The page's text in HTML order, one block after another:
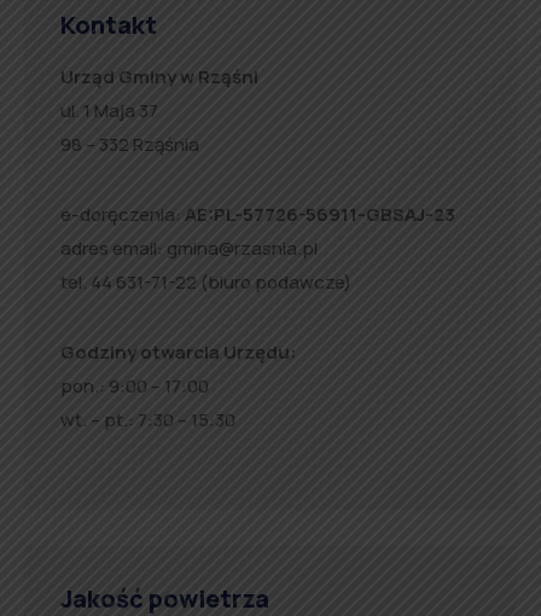
Kontakt
Urząd Gminy w Rząśni
ul. 1 Maja 37
98 – 332 Rząśnia
e-doręczenia: AE:PL-57726-56911-GBSAJ-23
adres email: gmina@rzasnia.pl
tel. 44 631-71-22 (biuro podawcze)
Godziny otwarcia Urzędu:
pon.: 9:00 – 17:00
wt. – pt.: 7:30 – 15:30
Jakość powietrza